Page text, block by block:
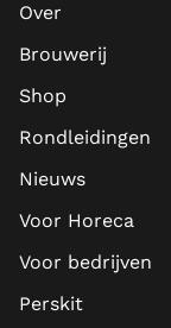
Over
Brouwerij
Shop
Rondleidingen
Nieuws
Voor Horeca
Voor bedrijven
Perskit